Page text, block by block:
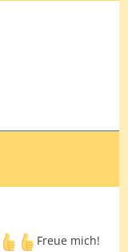
Freue mich!